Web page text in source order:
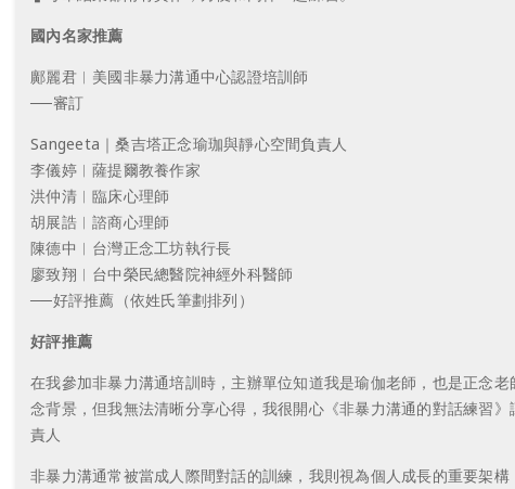
國內名家推薦
鄺麗君︱美國非暴力溝通中心認證培訓師
──審訂
Sangeeta｜桑吉塔正念瑜珈與靜心空間負責人
李儀婷︱薩提爾教養作家
洪仲清︱臨床心理師
胡展誥︱諮商心理師
陳德中︱台灣正念工坊執行長
廖致翔︱台中榮民總醫院神經外科醫師
──好評推薦（依姓氏筆劃排列）
好評推薦
在我參加非暴力溝通培訓時，主辦單位知道我是瑜伽老師，也是正念
念背景，但我無法清晰分享心得，我很開心《非暴力溝通的對話練習
責人
非暴力溝通常被當成人際間對話的訓練，我則視為個人成長的重要架